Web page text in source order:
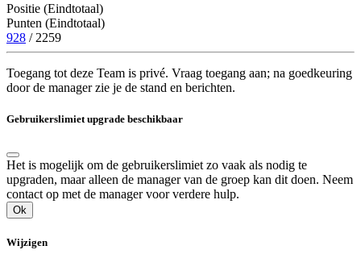
Positie (Eindtotaal)
Punten (Eindtotaal)
928 / 2259
Toegang tot deze Team is privé. Vraag toegang aan; na goedkeuring
door de manager zie je de stand en berichten.
Gebruikerslimiet upgrade beschikbaar
Het is mogelijk om de gebruikerslimiet zo vaak als nodig te
upgraden, maar alleen de manager van de groep kan dit doen. Neem
contact op met de manager voor verdere hulp.
Ok
Wijzigen